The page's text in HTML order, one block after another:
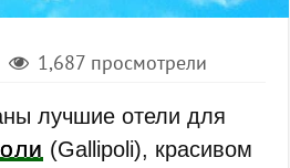
1,687 просмотрели
лучшие отели для
(Gallipoli), красивом